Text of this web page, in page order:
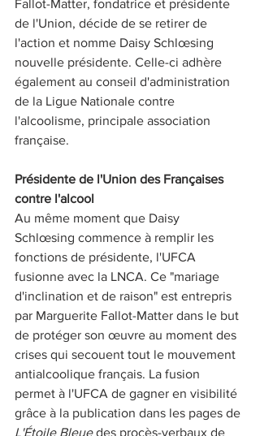
Fallot-Matter, fondatrice et présidente
de l'Union, décide de se retirer de
l'action et nomme Daisy Schlœsing
nouvelle présidente. Celle-ci adhère
également au conseil d'administration
de la Ligue Nationale contre
l'alcoolisme, principale association
française.
Présidente de l'Union des Françaises
contre l'alcool
Au même moment que Daisy
Schlœsing commence à remplir les
fonctions de présidente, l'UFCA
fusionne avec la LNCA. Ce "mariage
d'inclination et de raison" est entrepris
par Marguerite Fallot-Matter dans le but
de protéger son œuvre au moment des
crises qui secouent tout le mouvement
antialcoolique français. La fusion
permet à l'UFCA de gagner en visibilité
grâce à la publication dans les pages de
L'Étoile Bleue des procès-verbaux de